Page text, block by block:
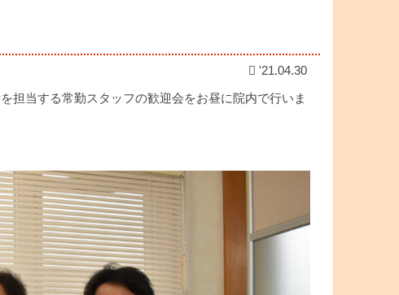
'21.04.30
担当する常勤スタッフの歓迎会をお昼に院内で行いま